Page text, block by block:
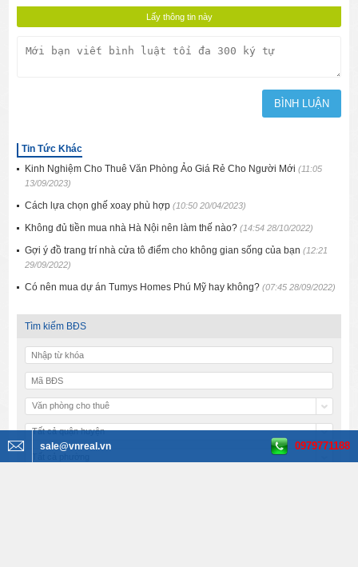
Tin Tức Khác
Kinh Nghiệm Cho Thuê Văn Phòng Ảo Giá Rẻ Cho Người Mới(11:05
13/09/2023)
Cách lựa chọn ghế xoay phù hợp(10:50 20/04/2023)
Không đủ tiền mua nhà Hà Nội nên làm thế nào?(14:54 28/10/2022)
Gợi ý đồ trang trí nhà cửa tô điểm cho không gian sống của bạn(12:21
29/09/2022)
Có nên mua dự án Tumys Homes Phú Mỹ hay không?(07:45 28/09/2022)
Tìm kiếm BĐS
Văn phòng cho thuê
Tất cả quận huyện
sale@vnreal.vn 0979771188